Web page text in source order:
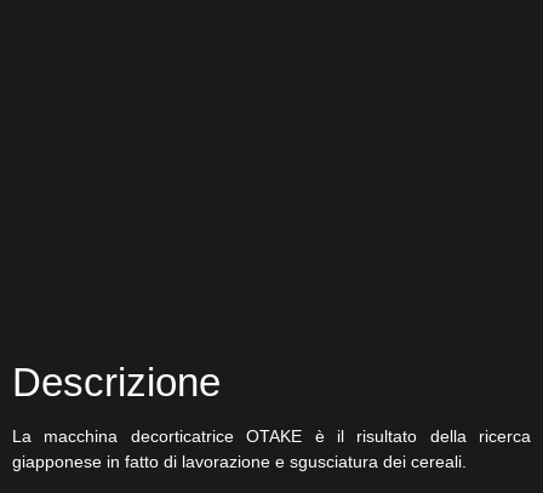
Descrizione
La macchina decorticatrice OTAKE è il risultato della ricerca
giapponese in fatto di lavorazione e sgusciatura dei cereali.